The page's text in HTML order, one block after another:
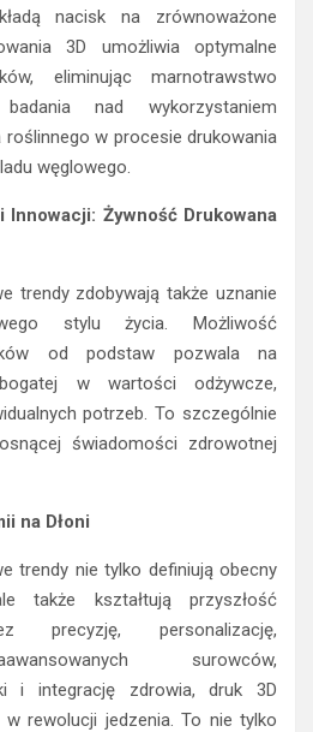
nacisk na zrównoważone
3D umożliwia optymalne
eliminując marnotrawstwo
nad wykorzystaniem
w procesie drukowania
węglowego.
Żywność Drukowana
trendy zdobywają także uznanie
stylu życia. Możliwość
od podstaw pozwala na
w wartości odżywcze,
potrzeb. To szczególnie
świadomości zdrowotnej
na Dłoni
trendy nie tylko definiują obecny
także kształtują przyszłość
precyzję, personalizację,
surowców,
i integrację zdrowia, druk 3D
rewolucji jedzenia. To nie tylko